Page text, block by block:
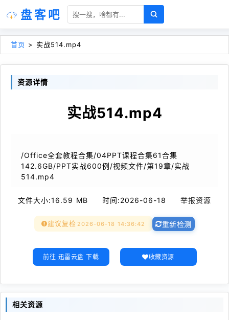
盘客吧
首页 > 实战514.mp4
资源详情
实战514.mp4
/Office全套教程合集/04PPT课程合集61合集
142.6GB/PPT实战600例/视频文件/第19章/实战
514.mp4
文件大小:16.59 MB 时间:2026-06-18 举报资源
建议复检 2026-06-18 14:36:42 重新检测
前往 迅雷云盘 下载 收藏资源
相关资源